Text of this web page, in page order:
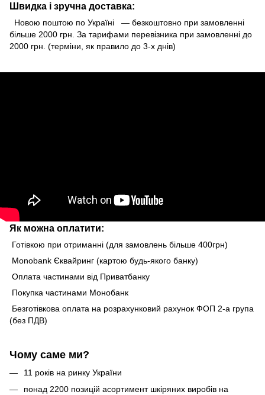
Швидка і зручна доставка:
Новою поштою по Україні — безкоштовно при замовленні
більше 2000 грн. За тарифами перевізника при замовленні до
2000 грн. (терміни, як правило до 3-х днів)
Як можна оплатити:
Готівкою при отриманні (для замовлень більше 400грн)
Monobank Єквайринг (картою будь-якого банку)
Оплата частинами від Приватбанку
Покупка частинами Монобанк
Безготівкова оплата на розрахунковий рахунок ФОП 2-а група
(без ПДВ)
Чому саме ми?
11 років на ринку України
понад 2200 позицій асортимент шкіряних виробів на